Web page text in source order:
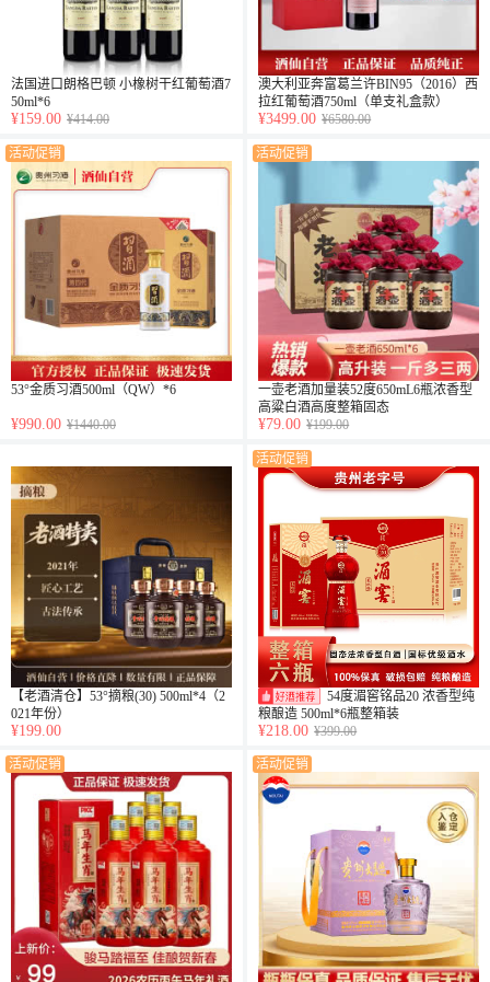
法国进口朗格巴顿 小橡树干红葡萄酒7
50ml*6
¥159.00 ¥414.00
澳大利亚奔富葛兰许BIN95（2016）西
拉红葡萄酒750ml（单支礼盒款）
¥3499.00 ¥6580.00
活动促销
53°金质习酒500ml（QW）*6
¥990.00 ¥1440.00
活动促销
一壶老酒加量装52度650mL6瓶浓香型
高粱白酒高度整箱固态
¥79.00 ¥199.00
【老酒清仓】53°摘粮(30) 500ml*4（2
021年份）
¥199.00
活动促销
54度湄窖铭品20 浓香型纯
粮酿造 500ml*6瓶整箱装
¥218.00 ¥399.00
活动促销 活动促销